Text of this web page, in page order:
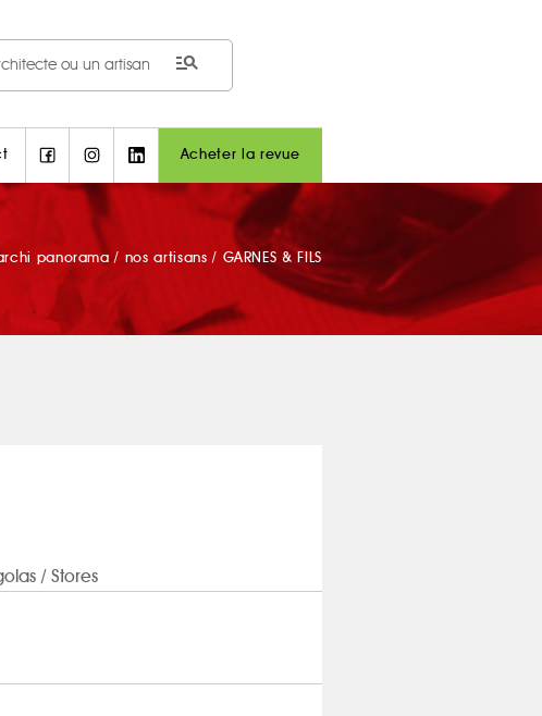
manage_search
Acheter la revue
panorama / nos artisans / GARNES & FILS
/ Stores